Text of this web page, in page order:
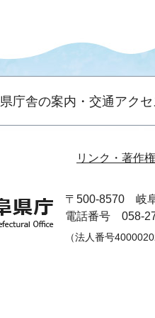
県庁舎の案内・交通アクセ
リンク・著作
〒500-8570
岐
電話番号 058-
（法人番号